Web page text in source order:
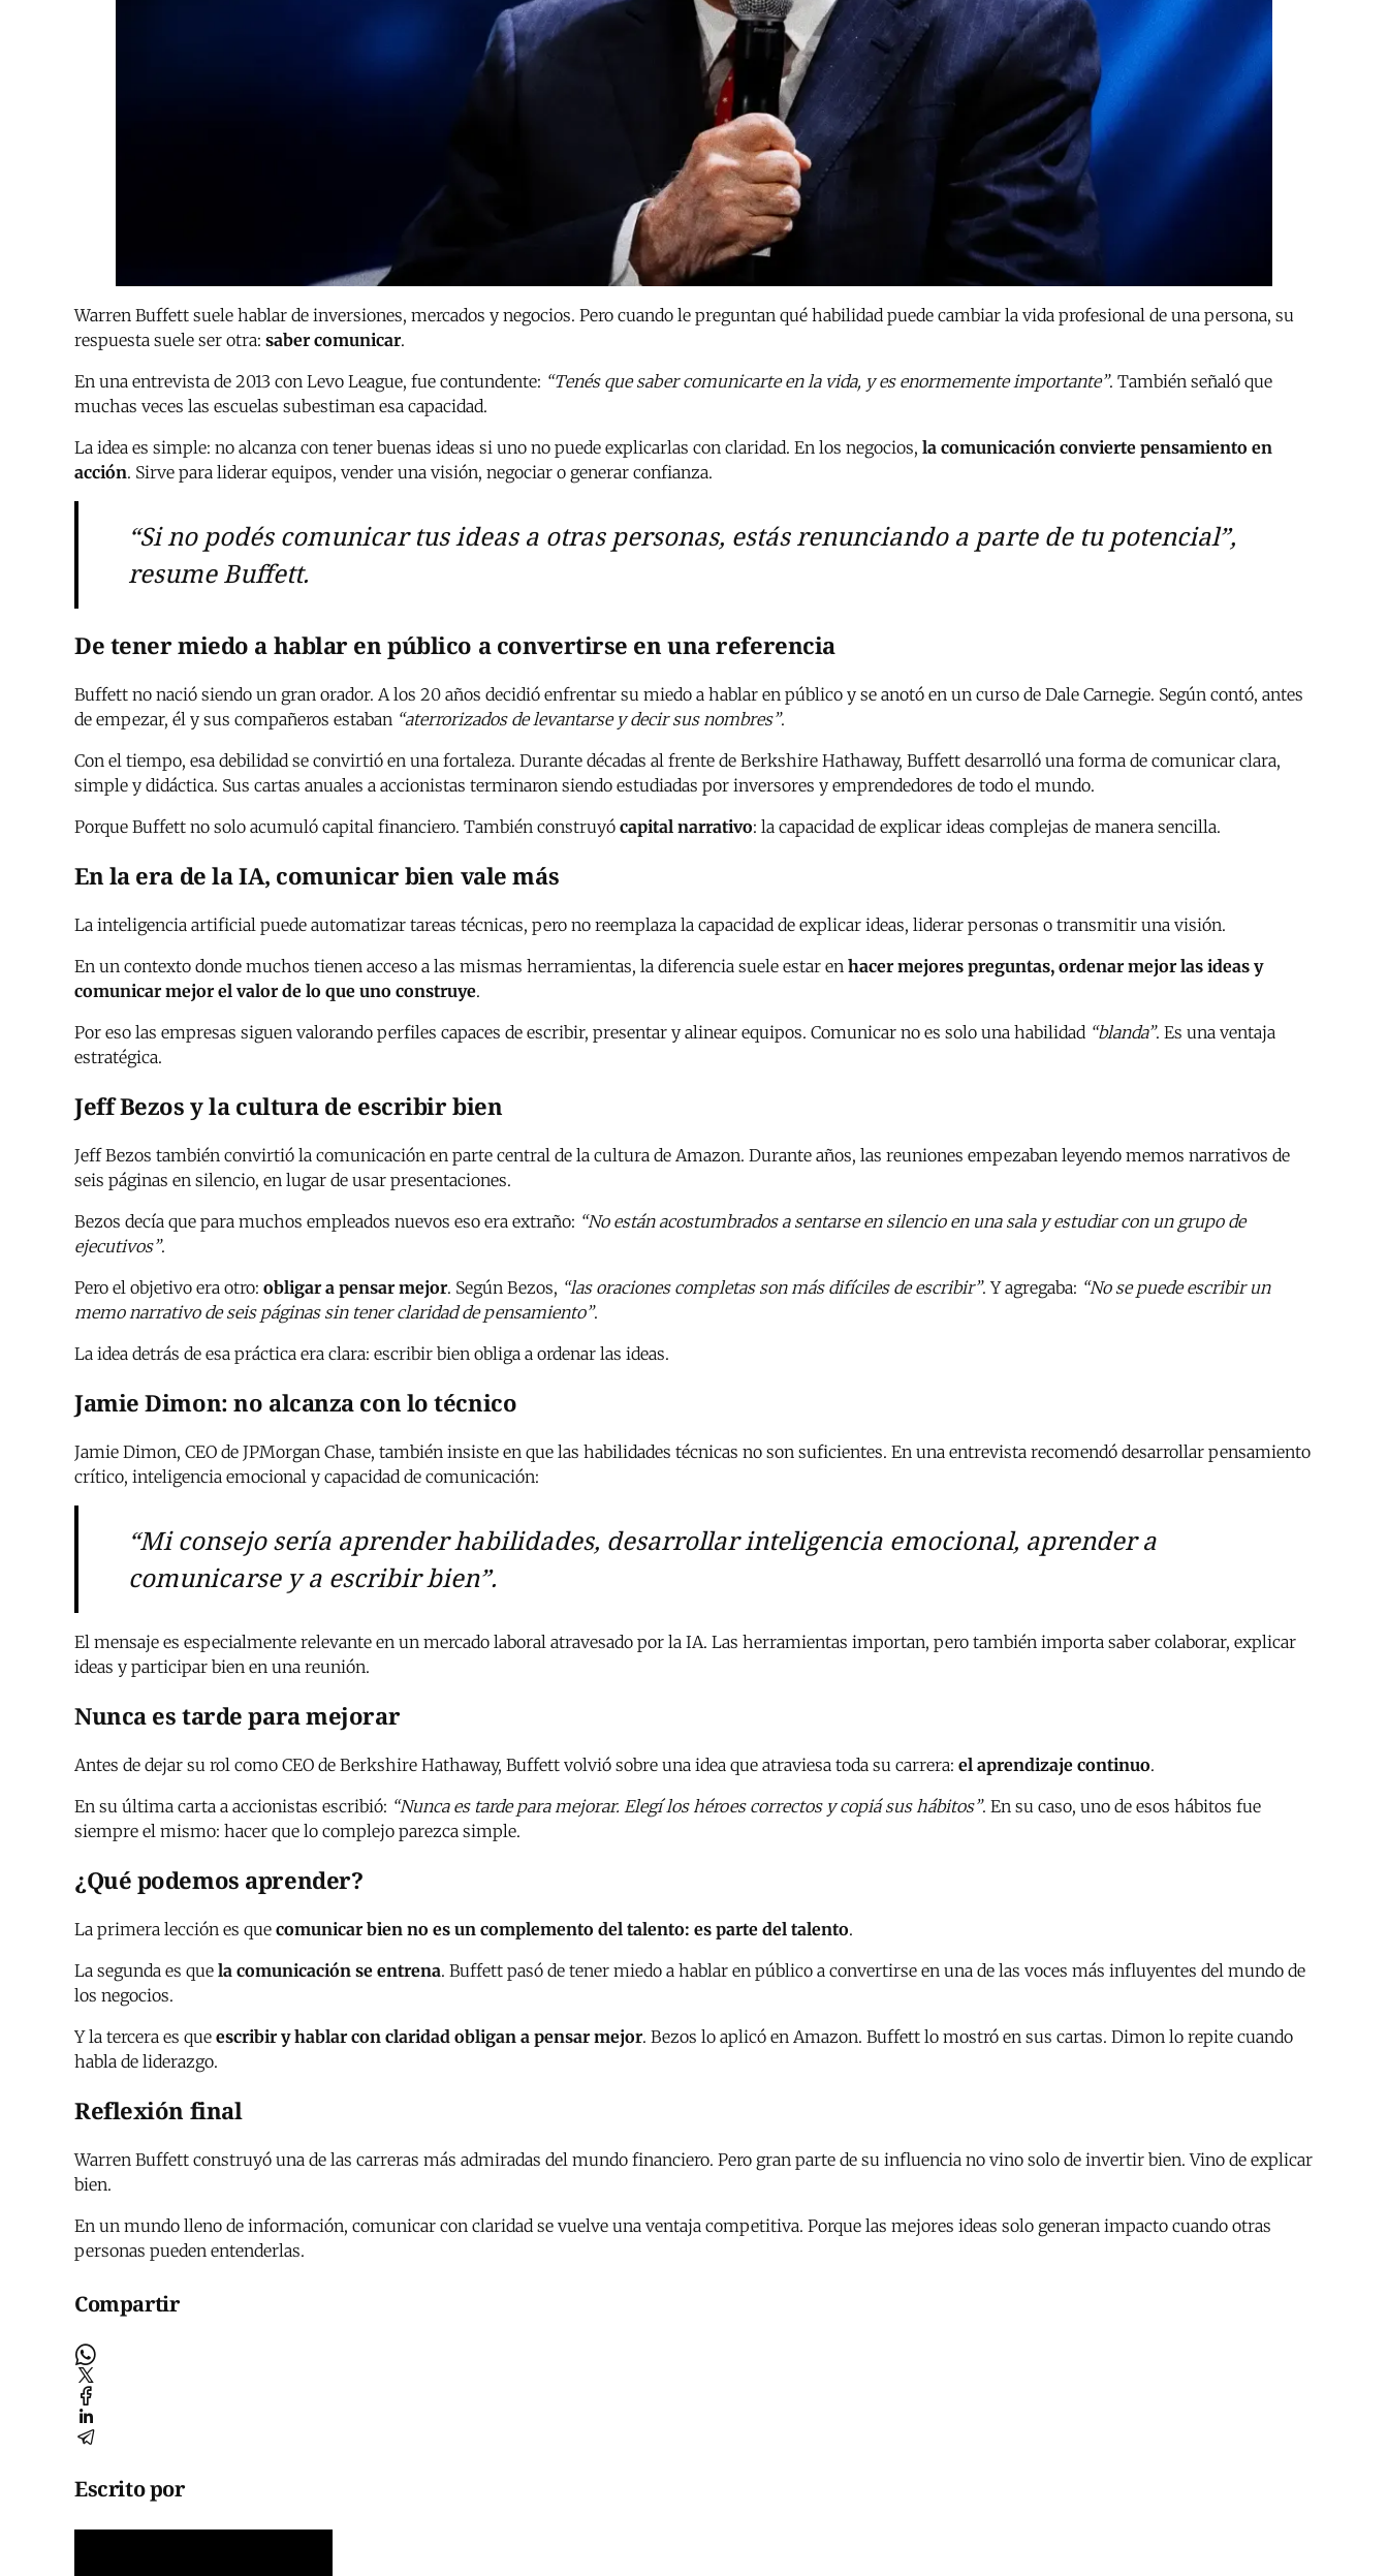
Warren Buffett suele hablar de inversiones, mercados y negocios. Pero cuando le preguntan qué habilidad puede cambiar la vida profesional de una persona, su
respuesta suele ser otra: saber comunicar.
En una entrevista de 2013 con Levo League, fue contundente: “Tenés que saber comunicarte en la vida, y es enormemente importante”. También señaló que
muchas veces las escuelas subestiman esa capacidad.
La idea es simple: no alcanza con tener buenas ideas si uno no puede explicarlas con claridad. En los negocios, la comunicación convierte pensamiento en
acción. Sirve para liderar equipos, vender una visión, negociar o generar confianza.
“Si no podés comunicar tus ideas a otras personas, estás renunciando a parte de tu potencial”,
resume Buffett.
De tener miedo a hablar en público a convertirse en una referencia
Buffett no nació siendo un gran orador. A los 20 años decidió enfrentar su miedo a hablar en público y se anotó en un curso de Dale Carnegie. Según contó, antes
de empezar, él y sus compañeros estaban “aterrorizados de levantarse y decir sus nombres”.
Con el tiempo, esa debilidad se convirtió en una fortaleza. Durante décadas al frente de Berkshire Hathaway, Buffett desarrolló una forma de comunicar clara,
simple y didáctica. Sus cartas anuales a accionistas terminaron siendo estudiadas por inversores y emprendedores de todo el mundo.
Porque Buffett no solo acumuló capital financiero. También construyó capital narrativo: la capacidad de explicar ideas complejas de manera sencilla.
En la era de la IA, comunicar bien vale más
La inteligencia artificial puede automatizar tareas técnicas, pero no reemplaza la capacidad de explicar ideas, liderar personas o transmitir una visión.
En un contexto donde muchos tienen acceso a las mismas herramientas, la diferencia suele estar en hacer mejores preguntas, ordenar mejor las ideas y
comunicar mejor el valor de lo que uno construye.
Por eso las empresas siguen valorando perfiles capaces de escribir, presentar y alinear equipos. Comunicar no es solo una habilidad “blanda”. Es una ventaja
estratégica.
Jeff Bezos y la cultura de escribir bien
Jeff Bezos también convirtió la comunicación en parte central de la cultura de Amazon. Durante años, las reuniones empezaban leyendo memos narrativos de
seis páginas en silencio, en lugar de usar presentaciones.
Bezos decía que para muchos empleados nuevos eso era extraño: “No están acostumbrados a sentarse en silencio en una sala y estudiar con un grupo de
ejecutivos”.
Pero el objetivo era otro: obligar a pensar mejor. Según Bezos, “las oraciones completas son más difíciles de escribir”. Y agregaba: “No se puede escribir un
memo narrativo de seis páginas sin tener claridad de pensamiento”.
La idea detrás de esa práctica era clara: escribir bien obliga a ordenar las ideas.
Jamie Dimon: no alcanza con lo técnico
Jamie Dimon, CEO de JPMorgan Chase, también insiste en que las habilidades técnicas no son suficientes. En una entrevista recomendó desarrollar pensamiento
crítico, inteligencia emocional y capacidad de comunicación:
“Mi consejo sería aprender habilidades, desarrollar inteligencia emocional, aprender a
comunicarse y a escribir bien”.
El mensaje es especialmente relevante en un mercado laboral atravesado por la IA. Las herramientas importan, pero también importa saber colaborar, explicar
ideas y participar bien en una reunión.
Nunca es tarde para mejorar
Antes de dejar su rol como CEO de Berkshire Hathaway, Buffett volvió sobre una idea que atraviesa toda su carrera: el aprendizaje continuo.
En su última carta a accionistas escribió: “Nunca es tarde para mejorar. Elegí los héroes correctos y copiá sus hábitos”. En su caso, uno de esos hábitos fue
siempre el mismo: hacer que lo complejo parezca simple.
¿Qué podemos aprender?
La primera lección es que comunicar bien no es un complemento del talento: es parte del talento.
La segunda es que la comunicación se entrena. Buffett pasó de tener miedo a hablar en público a convertirse en una de las voces más influyentes del mundo de
los negocios.
Y la tercera es que escribir y hablar con claridad obligan a pensar mejor. Bezos lo aplicó en Amazon. Buffett lo mostró en sus cartas. Dimon lo repite cuando
habla de liderazgo.
Reflexión final
Warren Buffett construyó una de las carreras más admiradas del mundo financiero. Pero gran parte de su influencia no vino solo de invertir bien. Vino de explicar
bien.
En un mundo lleno de información, comunicar con claridad se vuelve una ventaja competitiva. Porque las mejores ideas solo generan impacto cuando otras
personas pueden entenderlas.
Compartir
Escrito por